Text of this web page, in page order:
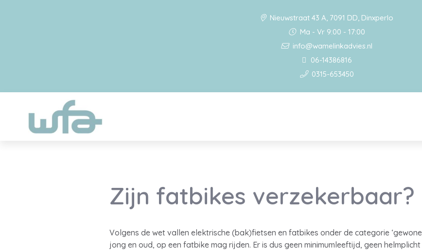
Nieuwstraat 43 A, 7091 DD, Dinxperlo
Ma - Vr 9:00 - 17:00
info@wamelinkadvies.nl
06-14386816
0315-653450
Zijn fatbikes verzekerbaar?
Volgens de wet vallen elektrische (bak)fietsen en fatbikes onder de categorie
jong en oud, op een fatbike mag rijden. Er is dus geen minimumleeftijd, geen